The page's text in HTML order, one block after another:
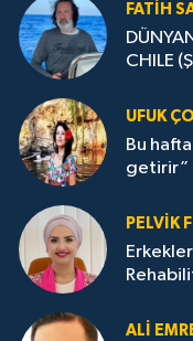
FATIH
CHILE
UFUK
Bu
getirir”
PELVIK
ALİ